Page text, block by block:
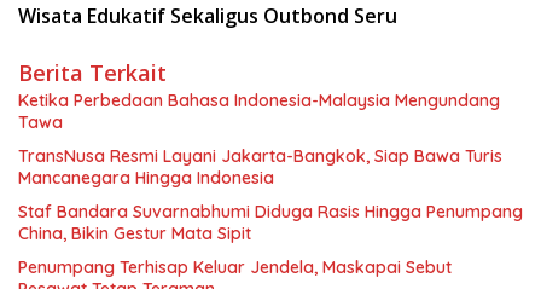
Wisata Edukatif Sekaligus Outbond Seru
Berita Terkait
Ketika Perbedaan Bahasa Indonesia-Malaysia Mengundang
Tawa
TransNusa Resmi Layani Jakarta-Bangkok, Siap Bawa Turis
Mancanegara Hingga Indonesia
Staf Bandara Suvarnabhumi Diduga Rasis Hingga Penumpang
China, Bikin Gestur Mata Sipit
Penumpang Terhisap Keluar Jendela, Maskapai Sebut